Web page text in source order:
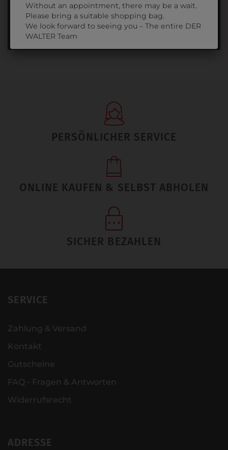
FÜR DIE FACHSCHULE
EINKAUFEN IN DER SCHULE AM
01.09. - 03.09.2025
PERSÖNLICHER SERVICE
ONLINE KAUFEN & SELBST ABHOLEN
SICHER BEZAHLEN
SERVICE
Zahlung & Versand
Kontakt
Gutscheine
FAQ - Fragen & Antworten
Widerrufsrecht
ADRESSE
Without an appointment, there may be a wait.
Please bring a suitable shopping bag.
We look forward to seeing you – The entire DER
WALTER Team